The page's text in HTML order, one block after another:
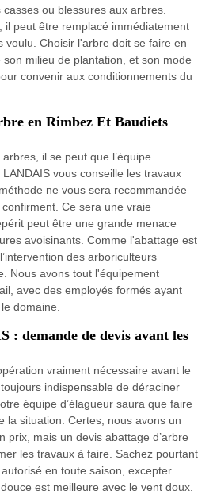
ou blessures aux arbres.
il peut être remplacé immédiatement
voulu. Choisir l'arbre doit se faire en
milieu de plantation, et son mode
convenir aux conditionnements du
en Rimbez Et Baudiets
il se peut que l’équipe
LANDAIS vous conseille les travaux
ne vous sera recommandée
Ce sera une vraie
peut être une grande menace
avoisinants. Comme l'abattage est
des arboriculteurs
Nous avons tout l'équipement
avec des employés formés ayant
domaine.
demande de devis avant les
vraiment nécessaire avant le
indispensable de déraciner
équipe d’élagueur saura que faire
la situation. Certes, nous avons un
prix, mais un devis abattage d’arbre
les travaux à faire. Sachez pourtant
autorisé en toute saison, excepter
est meilleure avec le vent doux.